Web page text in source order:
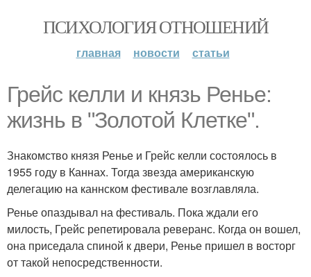
ПСИХОЛОГИЯ ОТНОШЕНИЙ
главная новости статьи
Грейс келли и князь Ренье:
жизнь в "Золотой Клетке".
Знакомство князя Ренье и Грейс келли состоялось в
1955 году в Каннах. Тогда звезда американскую
делегацию на каннском фестивале возглавляла.
Ренье опаздывал на фестиваль. Пока ждали его
милость, Грейс репетировала реверанс. Когда он вошел,
она приседала спиной к двери, Ренье пришел в восторг
от такой непосредственности.